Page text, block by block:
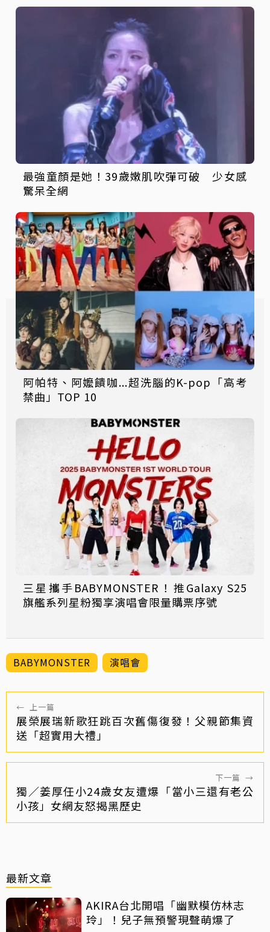
最強童顏是她！39歲嫩肌吹彈可破 少女感
驚呆全網
阿帕特、阿嬤饋咖...超洗腦的K-pop「高考
禁曲」TOP 10
三星攜手BABYMONSTER！推Galaxy S25
旗艦系列星粉獨享演唱會限量購票序號
BABYMONSTER 演唱會
← 上一篇
展榮展瑞新歌狂跳百次舊傷復發！父親節集資
送「超實用大禮」
下一篇 →
獨／姜厚任小24歲女友遭爆「當小三還有老公
小孩」女網友怒揭黑歷史
最新文章
AKIRA台北開唱「幽默模仿林志
玲」！兒子無預警現聲萌爆了